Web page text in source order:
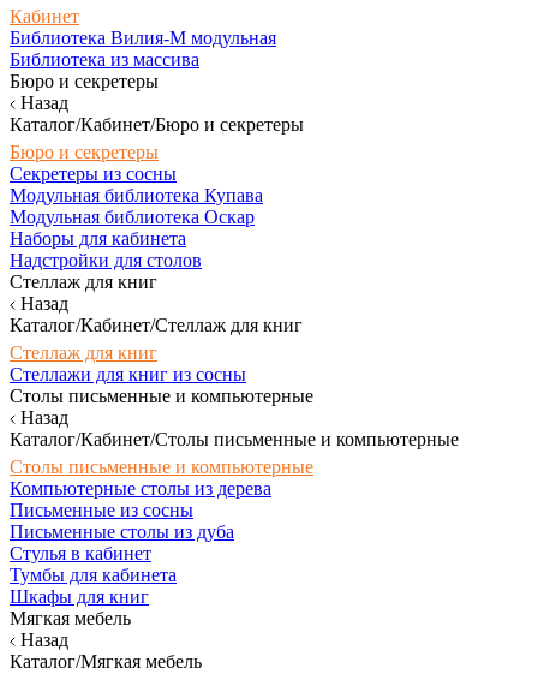
Кабинет
Библиотека Вилия-М модульная
Библиотека из массива
Бюро и секретеры
Назад
Каталог/Кабинет/Бюро и секретеры
Бюро и секретеры
Секретеры из сосны
Модульная библиотека Купава
Модульная библиотека Оскар
Наборы для кабинета
Надстройки для столов
Стеллаж для книг
Назад
Каталог/Кабинет/Стеллаж для книг
Стеллаж для книг
Стеллажи для книг из сосны
Столы письменные и компьютерные
Назад
Каталог/Кабинет/Столы письменные и компьютерные
Столы письменные и компьютерные
Компьютерные столы из дерева
Письменные из сосны
Письменные столы из дуба
Стулья в кабинет
Тумбы для кабинета
Шкафы для книг
Мягкая мебель
Назад
Каталог/Мягкая мебель